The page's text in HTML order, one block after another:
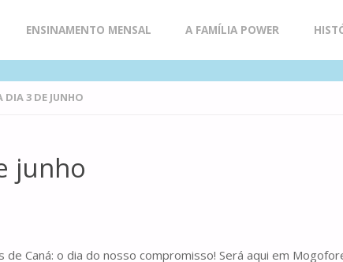
to
content
ENSINAMENTO MENSAL A FAMÍLIA POWER
DIA 3 DE JUNHO
junho
Caná: o dia do nosso compromisso! Será aqui em